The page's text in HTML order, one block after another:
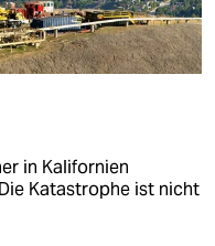
in Kalifornien
Katastrophe ist nicht